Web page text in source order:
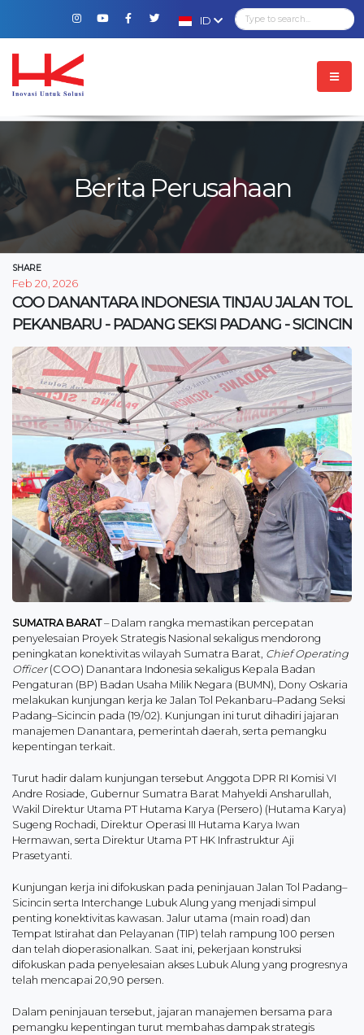
ID
Berita Perusahaan
SHARE
Feb 20, 2026
COO DANANTARA INDONESIA TINJAU JALAN TOL
PEKANBARU - PADANG SEKSI PADANG - SICINCIN
SUMATRA BARAT– Dalam rangka memastikan percepatan
penyelesaian Proyek Strategis Nasional sekaligus mendorong
peningkatan konektivitas wilayah Sumatra Barat, Chief Operating
Officer(COO) Danantara Indonesia sekaligus Kepala Badan
Pengaturan (BP) Badan Usaha Milik Negara (BUMN), Dony Oskaria
melakukan kunjungan kerja ke Jalan Tol Pekanbaru–Padang Seksi
Padang–Sicincin pada (19/02). Kunjungan ini turut dihadiri jajaran
manajemen Danantara, pemerintah daerah, serta pemangku
kepentingan terkait.
Turut hadir dalam kunjungan tersebut Anggota DPR RI Komisi VI
Andre Rosiade, Gubernur Sumatra Barat Mahyeldi Ansharullah,
Wakil Direktur Utama PT Hutama Karya (Persero) (Hutama Karya)
Sugeng Rochadi, Direktur Operasi III Hutama Karya Iwan
Hermawan, serta Direktur Utama PT HK Infrastruktur Aji
Prasetyanti.
Kunjungan kerja ini difokuskan pada peninjauan Jalan Tol Padang–
Sicincin serta Interchange Lubuk Alung yang menjadi simpul
penting konektivitas kawasan. Jalur utama (main road) dan
Tempat Istirahat dan Pelayanan (TIP) telah rampung 100 persen
dan telah dioperasionalkan. Saat ini, pekerjaan konstruksi
difokuskan pada penyelesaian akses Lubuk Alung yang progresnya
telah mencapai 20,90 persen.
Dalam peninjauan tersebut, jajaran manajemen bersama para
pemangku kepentingan turut membahas dampak strategis